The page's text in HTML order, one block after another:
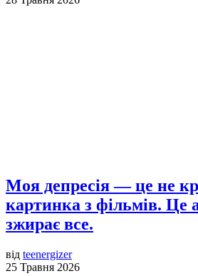
Моя депресія — це не
картинка з фільмів. Це
зжирає все.
від teenergizer
25 Травня 2026